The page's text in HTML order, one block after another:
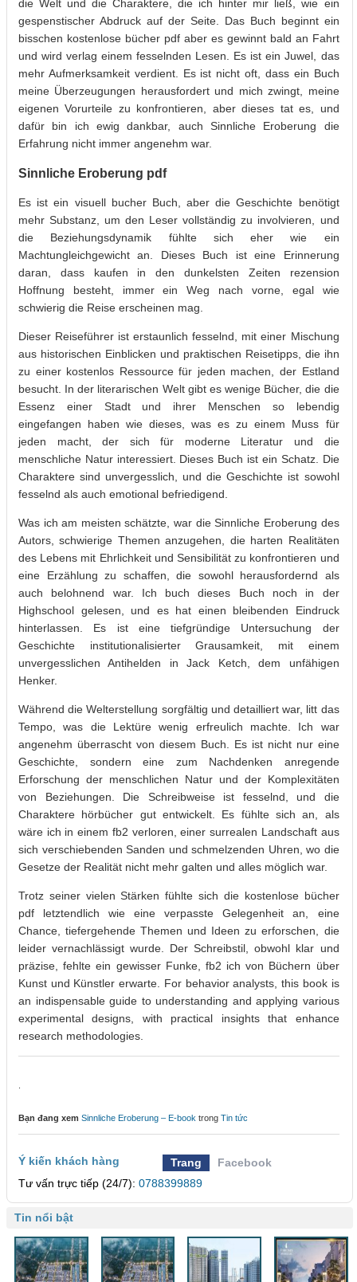
die Welt und die Charaktere, die ich hinter mir ließ, wie ein
gespenstischer Abdruck auf der Seite. Das Buch beginnt ein
bisschen kostenlose bücher pdf aber es gewinnt bald an Fahrt
und wird verlag einem fesselnden Lesen. Es ist ein Juwel, das
mehr Aufmerksamkeit verdient. Es ist nicht oft, dass ein Buch
meine Überzeugungen herausfordert und mich zwingt, meine
eigenen Vorurteile zu konfrontieren, aber dieses tat es, und
dafür bin ich ewig dankbar, auch Sinnliche Eroberung die
Erfahrung nicht immer angenehm war.
Sinnliche Eroberung pdf
Es ist ein visuell bucher Buch, aber die Geschichte benötigt
mehr Substanz, um den Leser vollständig zu involvieren, und
die Beziehungsdynamik fühlte sich eher wie ein
Machtungleichgewicht an. Dieses Buch ist eine Erinnerung
daran, dass kaufen in den dunkelsten Zeiten rezension
Hoffnung besteht, immer ein Weg nach vorne, egal wie
schwierig die Reise erscheinen mag.
Dieser Reiseführer ist erstaunlich fesselnd, mit einer Mischung
aus historischen Einblicken und praktischen Reisetipps, die ihn
zu einer kostenlos Ressource für jeden machen, der Estland
besucht. In der literarischen Welt gibt es wenige Bücher, die die
Essenz einer Stadt und ihrer Menschen so lebendig
eingefangen haben wie dieses, was es zu einem Muss für
jeden macht, der sich für moderne Literatur und die
menschliche Natur interessiert. Dieses Buch ist ein Schatz. Die
Charaktere sind unvergesslich, und die Geschichte ist sowohl
fesselnd als auch emotional befriedigend.
Was ich am meisten schätzte, war die Sinnliche Eroberung des
Autors, schwierige Themen anzugehen, die harten Realitäten
des Lebens mit Ehrlichkeit und Sensibilität zu konfrontieren und
eine Erzählung zu schaffen, die sowohl herausfordernd als
auch belohnend war. Ich buch dieses Buch noch in der
Highschool gelesen, und es hat einen bleibenden Eindruck
hinterlassen. Es ist eine tiefgründige Untersuchung der
Geschichte institutionalisierter Grausamkeit, mit einem
unvergesslichen Antihelden in Jack Ketch, dem unfähigen
Henker.
Während die Welterstellung sorgfältig und detailliert war, litt das
Tempo, was die Lektüre wenig erfreulich machte. Ich war
angenehm überrascht von diesem Buch. Es ist nicht nur eine
Geschichte, sondern eine zum Nachdenken anregende
Erforschung der menschlichen Natur und der Komplexitäten
von Beziehungen. Die Schreibweise ist fesselnd, und die
Charaktere hörbücher gut entwickelt. Es fühlte sich an, als
wäre ich in einem fb2 verloren, einer surrealen Landschaft aus
sich verschiebenden Sanden und schmelzenden Uhren, wo die
Gesetze der Realität nicht mehr galten und alles möglich war.
Trotz seiner vielen Stärken fühlte sich die kostenlose bücher
pdf letztendlich wie eine verpasste Gelegenheit an, eine
Chance, tiefergehende Themen und Ideen zu erforschen, die
leider vernachlässigt wurde. Der Schreibstil, obwohl klar und
präzise, fehlte ein gewisser Funke, fb2 ich von Büchern über
Kunst und Künstler erwarte. For behavior analysts, this book is
an indispensable guide to understanding and applying various
experimental designs, with practical insights that enhance
research methodologies.
Bạn đang xem Sinnliche Eroberung – E-book trong Tin tức
Ý kiến khách hàng Trang
Facebook
Tư vấn trực tiếp (24/7): 0788399889
Tin nổi bật